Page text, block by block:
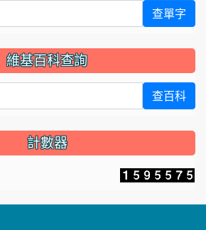
查單字
維基百科查詢
查百科
計數器